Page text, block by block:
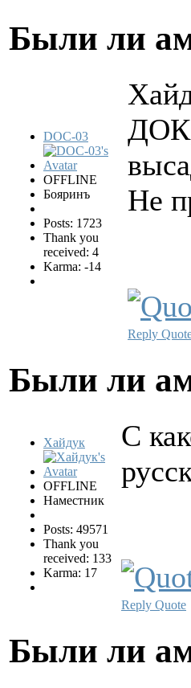
Были ли
DOC-03
OFFLINE
Бояринъ
Posts: 1723
Thank you
received: 4
Karma: -14
ДОК,
Не
Reply
Были ли
Хайдук
OFFLINE
Наместник
Posts: 49571
Thank you
received: 133
Karma: 17
С
Reply Quote
Были ли